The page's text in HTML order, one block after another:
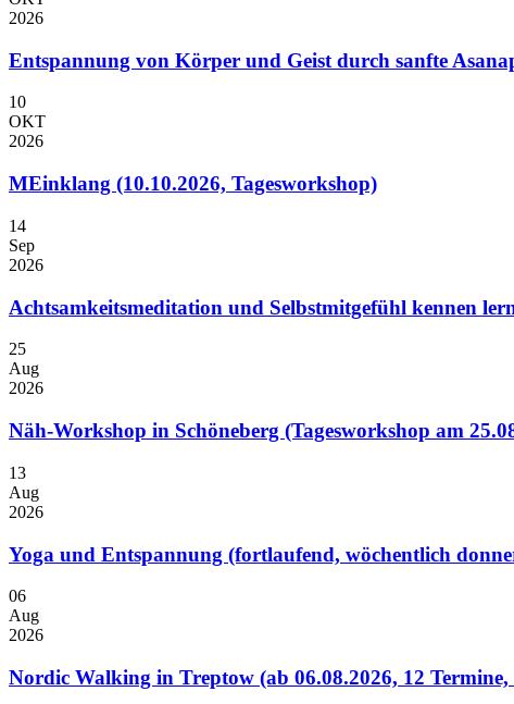
2026
Entspannung von Körper und Geist durch sanfte
10
OKT
2026
MEinklang (10.10.2026, Tagesworkshop)
14
Sep
2026
Achtsamkeitsmeditation und Selbstmitgefühl kennen
25
Aug
2026
Näh-Workshop in Schöneberg (Tagesworkshop am
13
Aug
2026
Yoga und Entspannung (fortlaufend, wöchentlich
06
Aug
2026
Nordic Walking in Treptow (ab 06.08.2026, 12 Termine,